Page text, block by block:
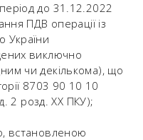
до 31.12.2022
ПДВ операції із
України
виключно
чи декількома), що
8703 90 10 10
2 розд. XX ПКУ);
встановленою